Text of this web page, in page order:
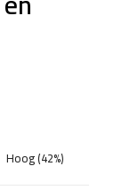
Hoog (42%)